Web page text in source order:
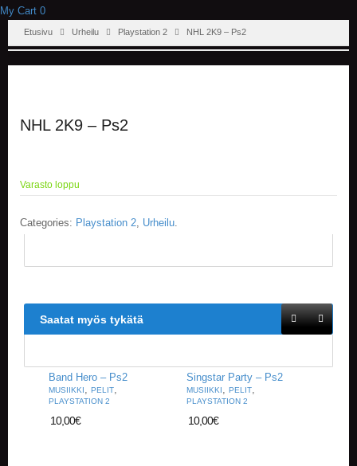
My Cart 0
Etusivu Urheilu Playstation 2 NHL 2K9 – Ps2
NHL 2K9 – Ps2
Varasto loppu
Categories: Playstation 2, Urheilu.
Saatat myös tykätä
Band Hero – Ps2
MUSIIKKI, PELIT,
PLAYSTATION 2
10,00€
Singstar Party – Ps2
MUSIIKKI, PELIT,
PLAYSTATION 2
10,00€